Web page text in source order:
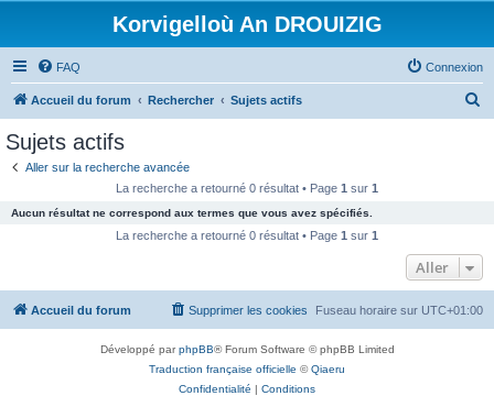
Korvigelloù An DROUIZIG
FAQ Connexion
Accueil du forum Rechercher Sujets actifs
c
e
Sujets actifs
Aller sur la recherche avancée
La recherche a retourné 0 résultat • Page 1 sur 1
Aucun résultat ne correspond aux termes que vous avez spécifiés.
La recherche a retourné 0 résultat • Page 1 sur 1
Aller
Accueil du forum Fuseau horaire sur UTC+01:00
Supprimer les cookies
Développé parphpBB® Forum Software © phpBB Limited
Traduction française officielle ©Qiaeru
Confidentialité | Conditions